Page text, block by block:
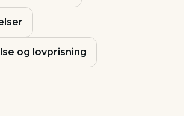
og lovprisning